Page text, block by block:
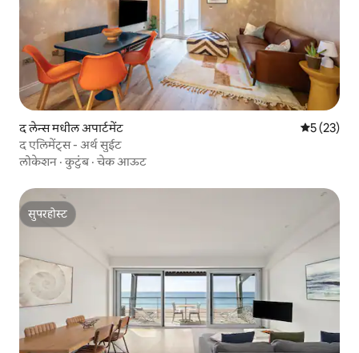
द लेन्स मधील अपार्टमेंट 5 पैकी 5
5 (23)
द एलिमेंट्स - अर्थ सुईट
लोकेशन ·कुटुंब·चेक आऊट
सुपरहोस्ट
सुपरहोस्ट